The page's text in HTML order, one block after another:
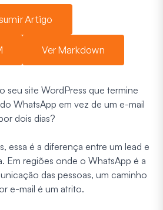
Artigo
Ver Markdown
seu site WordPress que termine
WhatsApp em vez de um e-mail
dois dias?
essa é a diferença entre um lead e
Em regiões onde o WhatsApp é a
das pessoas, um caminho
e-mail é um atrito.